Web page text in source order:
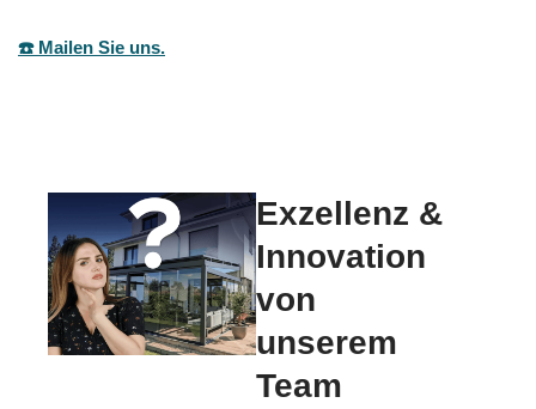
☎️ Mailen Sie uns.
Exzellenz &
Innovation
von
unserem
Team